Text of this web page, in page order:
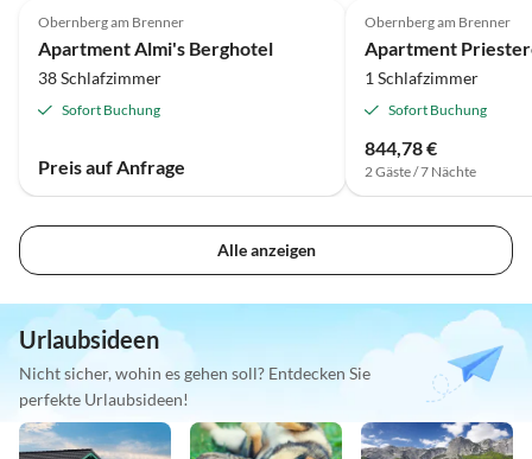
Obernberg am Brenner
Apartment Almi's Berghotel
38 Schlafzimmer
Sofort Buchung
Preis auf Anfrage
Obernberg am Brenner
1 Schlafzimmer
Sofort Buchung
844,78 €
2 Gäste / 7 Nächte
Alle anzeigen
Urlaubsideen
Nicht sicher, wohin es gehen soll? Entdecken Sie
perfekte Urlaubsideen!